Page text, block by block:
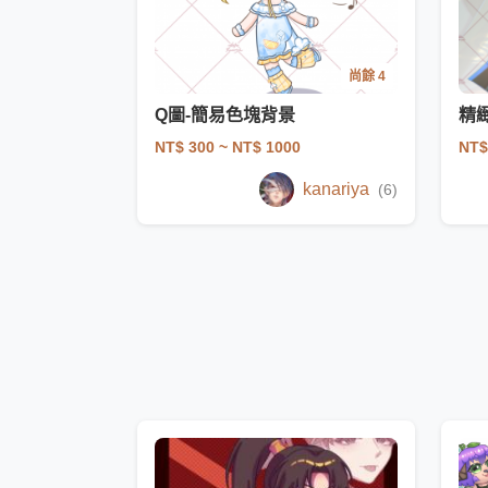
尚餘 4
Q圖-簡易色塊背景
NT$ 300 ~ NT$ 1000
kanariya (6)
精